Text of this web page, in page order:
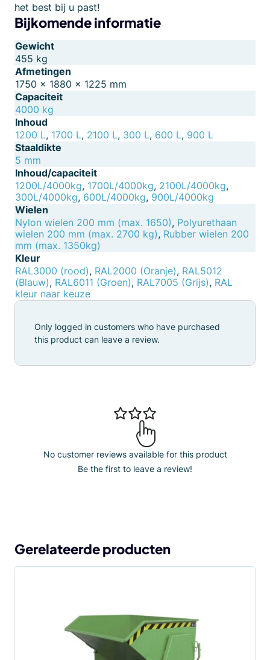
het best bij u past!
Bijkomende informatie
Gewicht
455 kg
Afmetingen
1750 × 1880 × 1225 mm
Capaciteit
4000 kg
Inhoud
1200 L, 1700 L, 2100 L, 300 L, 600 L, 900 L
Staaldikte
5 mm
Inhoud/capaciteit
1200L/4000kg, 1700L/4000kg, 2100L/4000kg,
300L/4000kg, 600L/4000kg, 900L/4000kg
Wielen
Nylon wielen 200 mm (max. 1650), Polyurethaan
wielen 200 mm (max. 2700 kg), Rubber wielen 200
mm (max. 1350kg)
Kleur
RAL3000 (rood), RAL2000 (Oranje), RAL5012
(Blauw), RAL6011 (Groen), RAL7005 (Grijs), RAL
kleur naar keuze
No customer reviews available for this product
Be the first to leave a review!
Only logged in customers who have purchased
this product can leave a review.
Gerelateerde producten
meerdere